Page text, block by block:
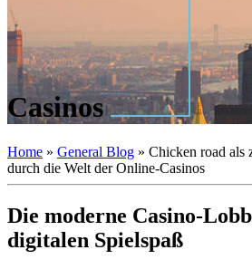
Casinos
Home » General Blog » Chicken road als
durch die Welt der Online-Casinos
Die moderne Casino-
digitalen Spielspaß